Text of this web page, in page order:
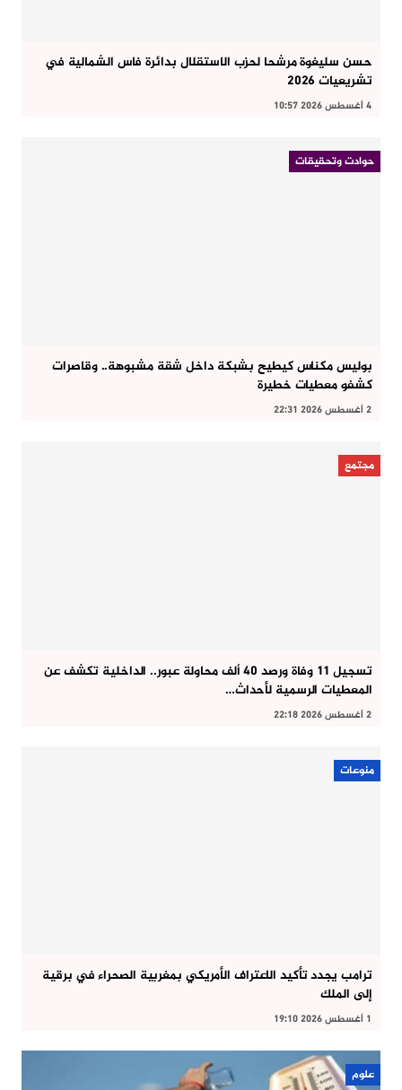
حسن سليغوة مرشحا لحزب الاستقلال بدائرة فاس الشمالية في
تشريعيات 2026
4 أغسطس 2026 10:57
حوادت وتحقيقات
بوليس مكناس كيطيح بشبكة داخل شقة مشبوهة.. وقاصرات
كشفو معطيات خطيرة
2 أغسطس 2026 22:31
مجتمع
تسجيل 11 وفاة ورصد 40 ألف محاولة عبور.. الداخلية تكشف عن
المعطيات الرسمية لأحداث…
2 أغسطس 2026 22:18
منوعات
ترامب يجدد تأكيد الاعتراف الأمريكي بمغربية الصحراء في برقية
إلى الملك
1 أغسطس 2026 19:10
علوم